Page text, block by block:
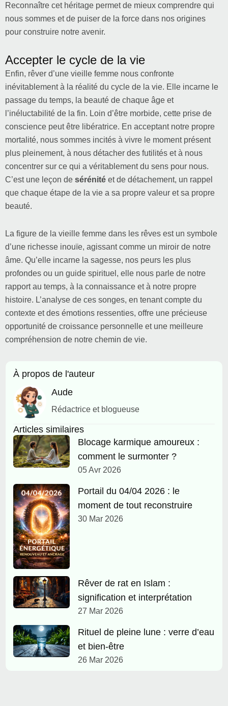
Reconnaître cet héritage permet de mieux comprendre qui
nous sommes et de puiser de la force dans nos origines
pour construire notre avenir.
Accepter le cycle de la vie
Enfin, rêver d’une vieille femme nous confronte
inévitablement à la réalité du cycle de la vie. Elle incarne le
passage du temps, la beauté de chaque âge et
l’inéluctabilité de la fin. Loin d’être morbide, cette prise de
conscience peut être libératrice. En acceptant notre propre
mortalité, nous sommes incités à vivre le moment présent
plus pleinement, à nous détacher des futilités et à nous
concentrer sur ce qui a véritablement du sens pour nous.
C’est une leçon de sérénité et de détachement, un rappel
que chaque étape de la vie a sa propre valeur et sa propre
beauté.
La figure de la vieille femme dans les rêves est un symbole
d’une richesse inouïe, agissant comme un miroir de notre
âme. Qu’elle incarne la sagesse, nos peurs les plus
profondes ou un guide spirituel, elle nous parle de notre
rapport au temps, à la connaissance et à notre propre
histoire. L’analyse de ces songes, en tenant compte du
contexte et des émotions ressenties, offre une précieuse
opportunité de croissance personnelle et une meilleure
compréhension de notre chemin de vie.
À propos de l'auteur
Aude
Rédactrice et blogueuse
Articles similaires
Blocage karmique amoureux :
comment le surmonter ?
05 Avr 2026
Portail du 04/04 2026 : le
moment de tout reconstruire
30 Mar 2026
Rêver de rat en Islam :
signification et interprétation
27 Mar 2026
Rituel de pleine lune : verre d’eau
et bien-être
26 Mar 2026